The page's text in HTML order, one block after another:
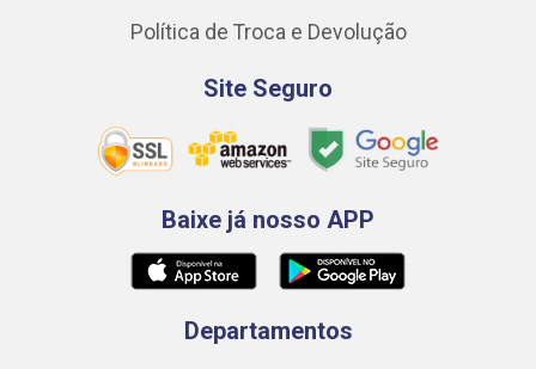
Política de Troca e Devolução
Site Seguro
Baixe já nosso APP
Departamentos